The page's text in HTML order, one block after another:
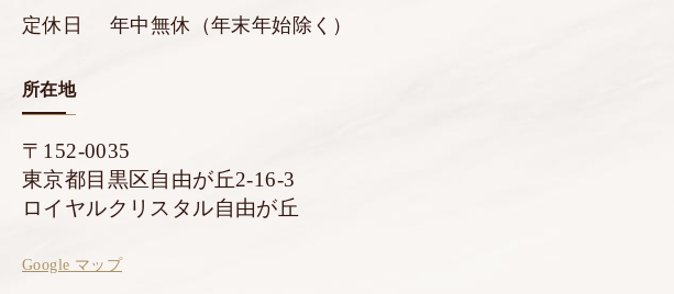
定休日
年中無休（年末年始除く）
所在地
〒152-0035
東京都目黒区自由が丘2-16-3
ロイヤルクリスタル自由が丘
Google マップ